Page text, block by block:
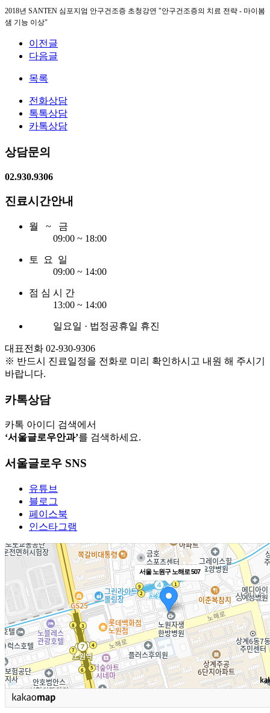
2018년 SANTEN 심포지엄 안구건조증 초청강연 "안구건조증의 치료 전략 - 마이봄
샘 기능 이상"
이전글
다음글
목록
전화상담
톡톡상담
카톡상담
상담문의
02.930.9306
진료시간안내
월 ~ 금
09:00 ~ 18:00
토 요 일
09:00 ~ 14:00
점 심 시 간
13:00 ~ 14:00
일요일 · 법정공휴일 휴진
대표전화 02-930-9306
※ 반드시 진료일정을 전화로 미리 확인하시고 내원 해 주시기
바랍니다.
카톡상담
카톡 아이디 검색에서
‘서울글로우안과’를 검색하세요.
서울글로우 SNS
유튜브
블로그
페이스북
인스타그램
서울 노원구 노해로 507